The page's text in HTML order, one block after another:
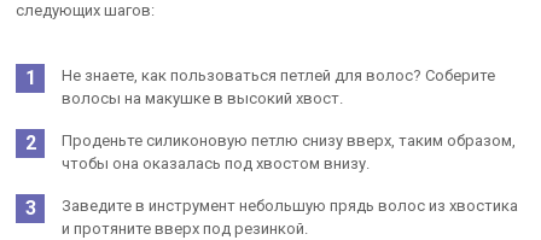
следующих шагов:
Не знаете, как пользоваться петлей для волос? Соберите
волосы на макушке в высокий хвост.
Проденьте силиконовую петлю снизу вверх, таким образом,
чтобы она оказалась под хвостом внизу.
Заведите в инструмент небольшую прядь волос из хвостика
и протяните вверх под резинкой.